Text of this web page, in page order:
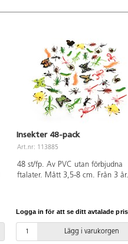
Insekter 48-pack
Art.nr: 113885
48 st/fp. Av PVC utan förbjudna
ftalater. Mått 3,5-8 cm. Från 3 år.
Logga in för att se ditt avtalade
Lägg i varukorgen